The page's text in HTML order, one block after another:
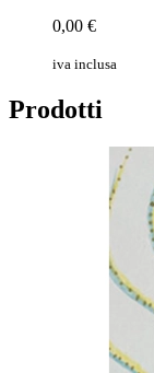
0,00 €
iva inclusa
Prodotti